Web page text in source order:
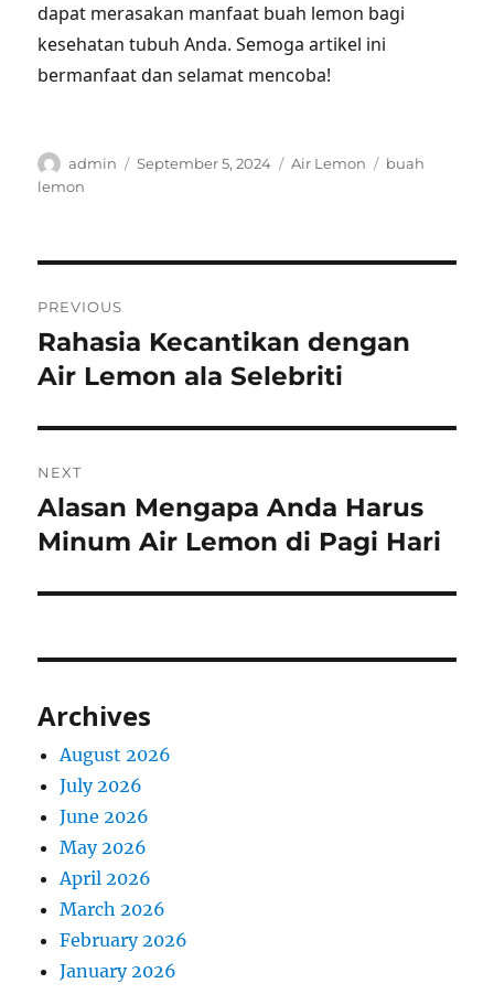
dapat merasakan manfaat buah lemon bagi
kesehatan tubuh Anda. Semoga artikel ini
bermanfaat dan selamat mencoba!
Author
admin
Posted
September 5, 2024 Categories
Air Lemon Tags
buah
lemon
navigation
PREVIOUS
Previous
post:
Rahasia Kecantikan dengan
Air Lemon ala Selebriti
NEXT
Next
post:
Alasan Mengapa Anda Harus
Minum Air Lemon di Pagi Hari
Archives
August 2026
July 2026
June 2026
May 2026
April 2026
March 2026
February 2026
January 2026